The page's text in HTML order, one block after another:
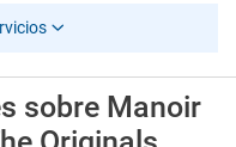
sobre Manoir